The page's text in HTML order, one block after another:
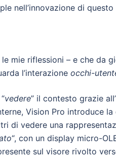
nell’innovazione di questo
mie riflessioni – e che da
l’interazione occhi-
vedere” il contesto grazie
Vision Pro introduce
di vedere una
“, con un display micro-
sul visore rivolto